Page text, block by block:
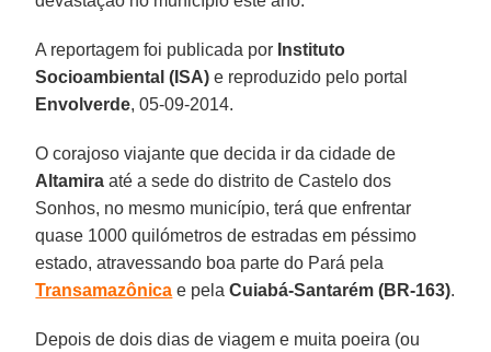
A reportagem foi publicada por Instituto
Socioambiental (ISA) e reproduzido pelo portal
Envolverde, 05-09-2014.
O corajoso viajante que decida ir da cidade de
Altamira até a sede do distrito de Castelo dos
Sonhos, no mesmo município, terá que enfrentar
quase 1000 quilómetros de estradas em péssimo
estado, atravessando boa parte do Pará pela
Transamazônica e pelaCuiabá-Santarém (BR-163).
Depois de dois dias de viagem e muita poeira (ou